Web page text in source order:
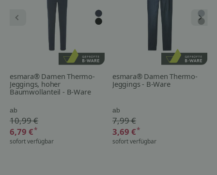
esmara® Damen Thermo-
Jeggings, hoher
Baumwollanteil - B-Ware
ab
10,99 €
6,79 €*
sofort verfügbar
esmara® Damen Thermo-
Jeggings - B-Ware
ab
7,99 €
3,69 €*
sofort verfügbar